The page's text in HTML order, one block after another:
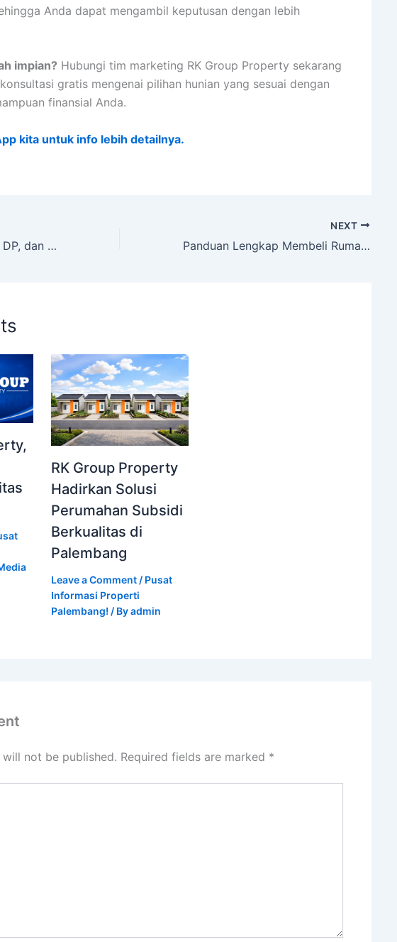
Anda dapat mengambil keputusan dengan lebih
impian? Hubungi tim marketing RK Group Property sekarang
gratis mengenai pilihan hunian yang sesuai dengan
finansial Anda.
kita untuk info lebih detailnya.
Perbedaan Booking Fee, DP, dan Angsuran yang Wajib Dipahami
NEXT
Panduan Lengkap Membeli Rumah Pertama
RK Group Property
Hadirkan Solusi
Perumahan Subsidi
Berkualitas di
Palembang
Leave a Comment / Pusat
Informasi Properti
Palembang! / Byadmin
not be published. Required fields are marked *